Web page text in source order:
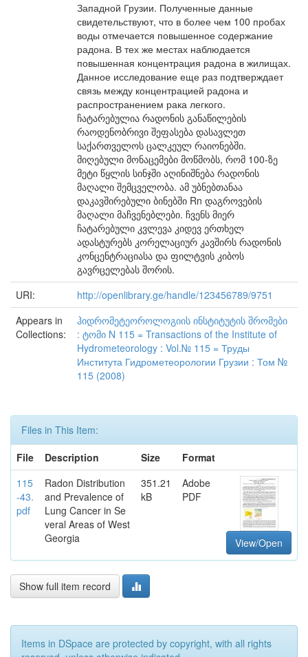
Западной Грузии. Полученные данные
свидетельствуют, что в более чем 100 пробах
воды отмечается повышенное содержание
радона. В тех же местах наблюдается
повышенная концентрация радона в жилищах.
Данное исследование еще раз подтверждает
связь между концентрацией радона и
распространением рака легкого.
ჩატარებულია რადონის განაწილების
რაოდენობრივი შეფასება დასავლეთ
საქართველოს ცალკეულ რაიონებში.
მიღებული მონაცემები მოწმობს, რომ 100-ზე
მეტი წყლის სინჯში აღინიშნება რადონის
მაღალი შემცველობა. ამ უბნებთანაა
დაკავშირებული ბინებში Rn დაგროვების
მაღალი მაჩვენებლები. ჩვენს მიერ
ჩატარებული კვლევა კიდევ ერთხელ
ადასტურებს კორელაციურ კავშირს რადონის
კონცენტრაციასა და ფილტვის კიბოს
გავრცელებას შორის.
URI:
http://openlibrary.ge/handle/123456789/9751
Appears in
Collections:
ჰიდრომეტეოროლოგიის ინსტიტუტის შრომები
: ტომი N 115 = Transactions of the Institute of
Hydrometeorology : Vol.№ 115 = Труды
Института Гидрометеорологии Грузии : Том №
115 (2008)
Files in This Item:
File
Description Size
Format
115
-43.
pdf
Radon Distribution
and Prevalence of
Lung Cancer in Se
veral Areas of West
Georgia
351.21
kB
Adobe
PDF
View/Open
Show full item record
Items in DSpace are protected by copyright, with all rights